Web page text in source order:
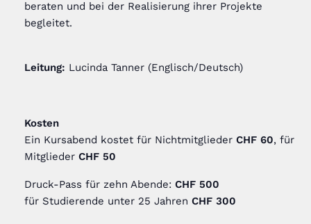
beraten und bei der Realisierung ihrer Projekte
begleitet.
Leitung: Lucinda Tanner (Englisch/Deutsch)
Kosten
Ein Kursabend kostet für Nichtmitglieder CHF 60, für
Mitglieder CHF 50
Druck-Pass für zehn Abende: CHF 500
für Studierende unter 25 Jahren CHF 300